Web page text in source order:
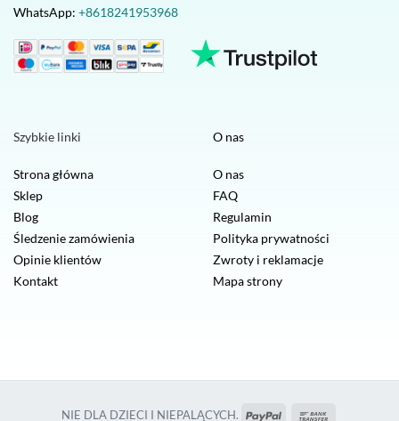
WhatsApp: +8618241953968
Szybkie linki
Strona główna
Sklep
Blog
Śledzenie zamówienia
Opinie klientów
Kontakt
O nas
O nas
FAQ
Regulamin
Polityka prywatności
Zwroty i reklamacje
Mapa strony
NIE DLA DZIECI I NIEPALĄCYCH. PayPal